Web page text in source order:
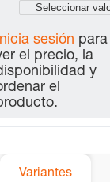
sesión para
el precio, la
y
el
Variantes